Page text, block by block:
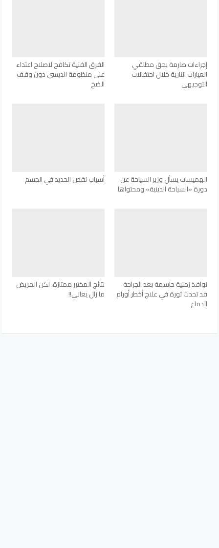
إجراءات صارمة بحق مطلقي
العيارات النارية خلال احتفالات
التوجيهي
الفرق الفنية تكافح لاصلاح اعتداء
على منظومة الديسي دون وقف
الضخ
الهميسات يسأل وزير السياحة عن
دورة «السياحة الدينية» ومحتواها
أسباب نقص الحديد في الجسم
نوافذ زمنية حاسمة بعد الجراحة
قد تحدث ثورة في علاج أخطر أورام
الدماغ
نتائج المختبر ممتازة، لكن المريض
ما زال يعاني!!